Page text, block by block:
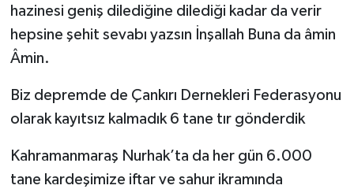
hazinesi geniş dilediğine dilediği kadar da verir
hepsine şehit sevabı yazsın İnşallah Buna da âmin
Âmin.
Biz depremde de Çankırı Dernekleri Federasyonu
olarak kayıtsız kalmadık 6 tane tır gönderdik
Kahramanmaraş Nurhak’ta da her gün 6.000
tane kardeşimize iftar ve sahur ikramında